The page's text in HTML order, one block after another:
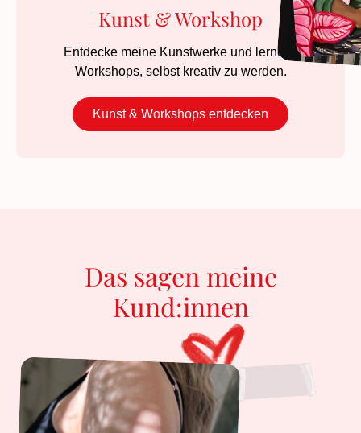
Kunst & Workshop
Entdecke meine Kunstwerke und lerne in
Workshops, selbst kreativ zu werden.
Kunst & Workshops entdecken
Das sagen meine
Kund:innen